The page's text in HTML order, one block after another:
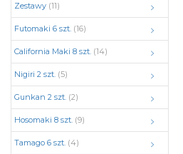
Zestawy (11)
Futomaki 6 szt. (16)
California Maki 8 szt. (14)
Nigiri 2 szt. (5)
Gunkan 2 szt. (2)
Hosomaki 8 szt. (9)
Tamago 6 szt. (4)